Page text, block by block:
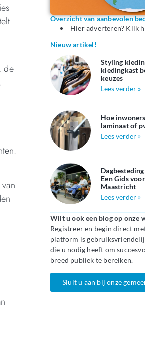
de
Overzicht van aanbevolen
Hier adverteren? Klik
Nieuw artikel!
Styling
kledingkast
keuzes
Lees verder »
Hoe
laminaat of
Lees verder »
Een Gids
Maastricht
Lees verder »
Wilt u ook een blog op onze
Registreer en begin direct
platform is
die u nodig heeft om
breed publiek te bereiken.
Sluit u aan bij onze